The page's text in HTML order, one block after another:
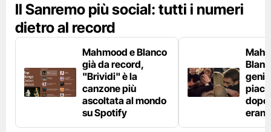
Il Sanremo più social: tutti i numeri
dietro al record
Mahmood e Blanco
già da record,
"Brividi" è la
canzone più
ascoltata al mondo
su Spotify
dopo